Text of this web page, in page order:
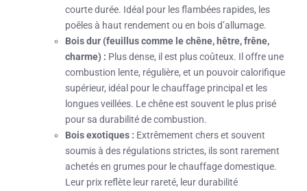
courte durée. Idéal pour les flambées rapides, les
poêles à haut rendement ou en bois d’allumage.
Bois dur (feuillus comme le chêne, hêtre, frêne,
charme) : Plus dense, il est plus coûteux. Il offre une
combustion lente, régulière, et un pouvoir calorifique
supérieur, idéal pour le chauffage principal et les
longues veillées. Le chêne est souvent le plus prisé
pour sa durabilité de combustion.
Bois exotiques : Extrêmement chers et souvent
soumis à des régulations strictes, ils sont rarement
achetés en grumes pour le chauffage domestique.
Leur prix reflète leur rareté, leur durabilité